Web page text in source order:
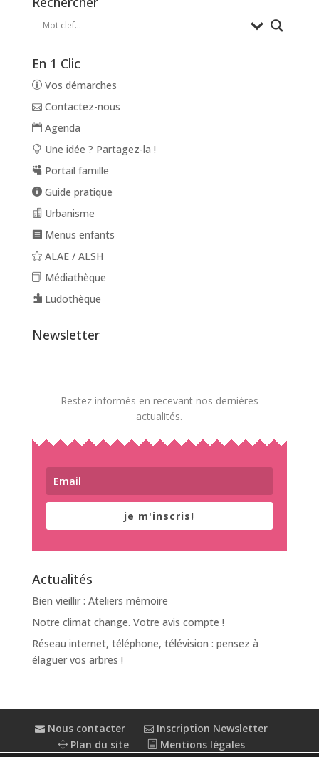
En 1 Clic
Vos démarches
Contactez-nous
Agenda
Une idée ? Partagez-la !
Portail famille
Guide pratique
Urbanisme
Menus enfants
ALAE / ALSH
Médiathèque
Ludothèque
Newsletter
Restez informés en recevant nos dernières
actualités.
je m'inscris!
Actualités
Bien vieillir : Ateliers mémoire
Notre climat change. Votre avis compte !
Réseau internet, téléphone, télévision : pensez à
élaguer vos arbres !
Nous contacter
Inscription Newsletter
Plan du site
Mentions légales